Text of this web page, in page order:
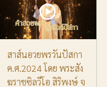
สาส์นอวยพรวันปัสกา
ค.ศ.2024 โดย พระสัง
ฆราชซิลวีโอ สิริพงษ์ จ